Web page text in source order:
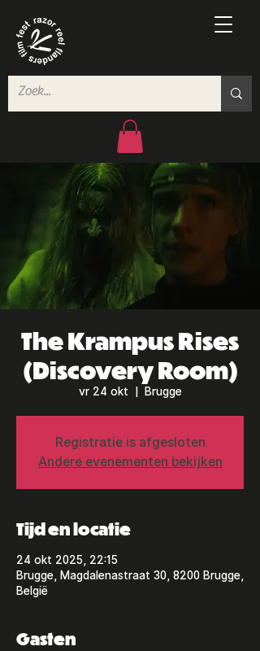
The Krampus Rises
(Discovery Room)
vr 24 okt Brugge
Registratie is afgesloten
Andere evenementen bekijken
Tijd en locatie
24 okt 2025, 22:15
Brugge, Magdalenastraat 30, 8200 Brugge,
België
Gasten